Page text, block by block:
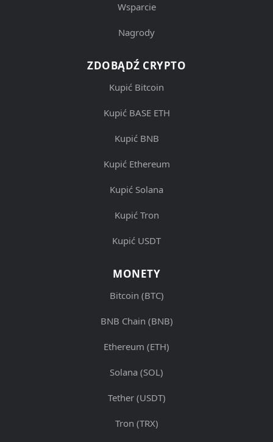
Wsparcie
Nagrody
ZDOBĄDŹ CRYPTO
Kupić Bitcoin
Kupić BASE ETH
Kupić BNB
Kupić Ethereum
Kupić Solana
Kupić Tron
Kupić USDT
MONETY
Bitcoin (BTC)
BNB Chain (BNB)
Ethereum (ETH)
Solana (SOL)
Tether (USDT)
Tron (TRX)